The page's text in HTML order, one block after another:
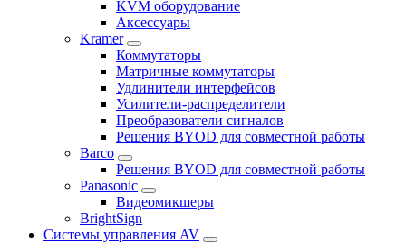
KVM оборудование
Аксессуары
Kramer
Коммутаторы
Матричные коммутаторы
Удлинители интерфейсов
Усилители-распределители
Преобразователи сигналов
Решения BYOD для совместной работы
Barco
Решения BYOD для совместной работы
Panasonic
Видеомикшеры
BrightSign
Системы управления AV